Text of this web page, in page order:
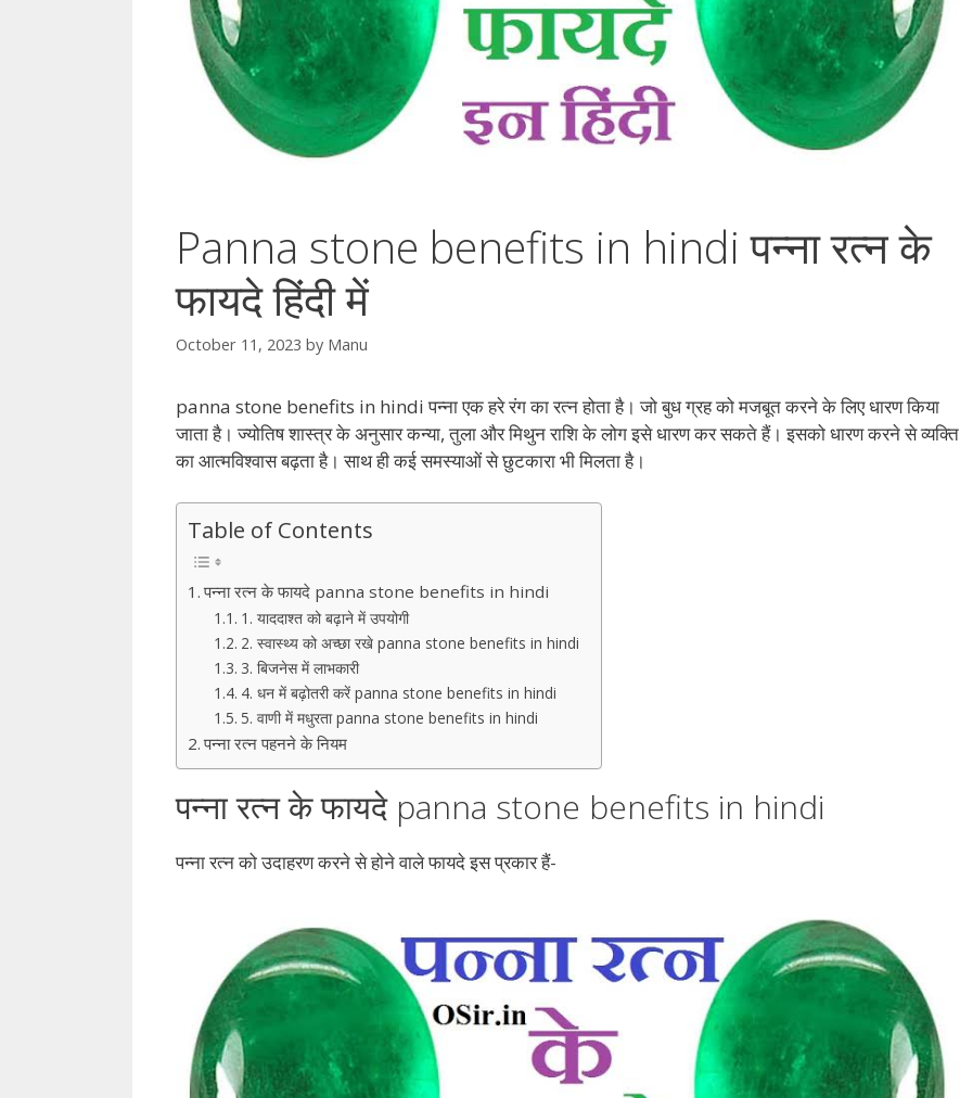
Panna stone benefits in hindi पन्ना रत्न के
फायदे हिंदी में
October 11, 2023 by Manu
panna stone benefits in hindi पन्ना एक हरे रंग का रत्न होता है। जो बुध ग्रह को मजबूत करने के लिए धारण किया
जाता है। ज्योतिष शास्त्र के अनुसार कन्या, तुला और मिथुन राशि के लोग इसे धारण कर सकते हैं। इसको धारण करने से व्यक्ति
का आत्मविश्वास बढ़ता है। साथ ही कई समस्याओं से छुटकारा भी मिलता है।
Table of Contents
पन्ना रत्न के फायदे panna stone benefits in hindi
1. याददाश्त को बढ़ाने में उपयोगी
2. स्वास्थ्य को अच्छा रखे panna stone benefits in hindi
3. बिजनेस में लाभकारी
4. धन में बढ़ोतरी करें panna stone benefits in hindi
5. वाणी में मधुरता panna stone benefits in hindi
पन्ना रत्न पहनने के नियम
पन्ना रत्न के फायदे panna stone benefits in hindi
पन्ना रत्न को उदाहरण करने से होने वाले फायदे इस प्रकार हैं-